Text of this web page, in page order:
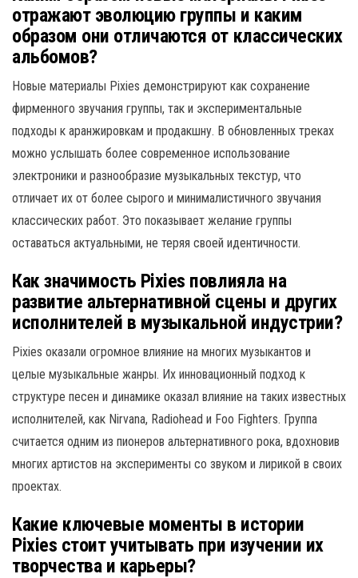
отражают эволюцию группы и каким
образом они отличаются от классических
альбомов?
Новые материалы Pixies демонстрируют как сохранение
фирменного звучания группы, так и экспериментальные
подходы к аранжировкам и продакшну. В обновленных треках
можно услышать более современное использование
электроники и разнообразие музыкальных текстур, что
отличает их от более сырого и минималистичного звучания
классических работ. Это показывает желание группы
оставаться актуальными, не теряя своей идентичности.
Как значимость Pixies повлияла на
развитие альтернативной сцены и других
исполнителей в музыкальной индустрии?
Pixies оказали огромное влияние на многих музыкантов и
целые музыкальные жанры. Их инновационный подход к
структуре песен и динамике оказал влияние на таких известных
исполнителей, как Nirvana, Radiohead и Foo Fighters. Группа
считается одним из пионеров альтернативного рока, вдохновив
многих артистов на эксперименты со звуком и лирикой в своих
проектах.
Какие ключевые моменты в истории
Pixies стоит учитывать при изучении их
творчества и карьеры?